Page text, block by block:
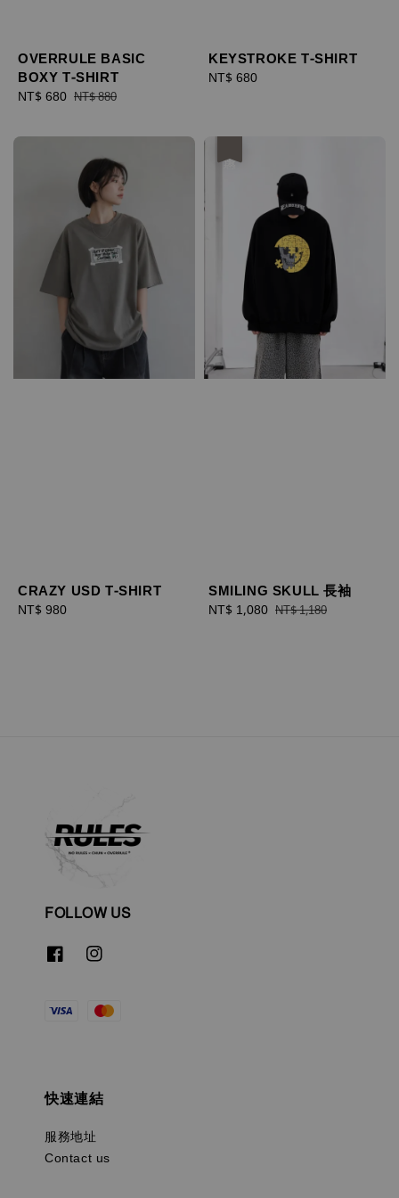
OVERRULE BASIC
BOXY T-SHIRT
Sale
NT$ 680 Regular
NT$ 880
KEYSTROKE T-SHIRT
Regular
NT$ 680
CRAZY USD T-SHIRT
Regular
NT$ 980
SMILING SKULL 長袖
Sale
NT$ 1,080 Regular
NT$ 1,180
FOLLOW US
快速連結
服務地址
Contact us